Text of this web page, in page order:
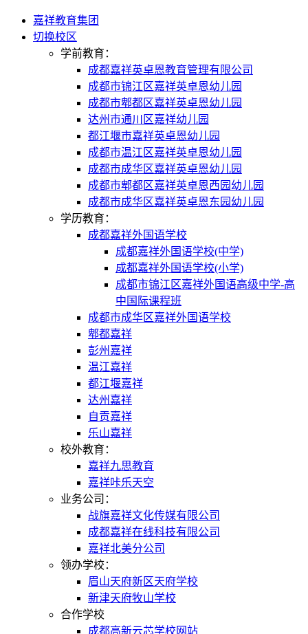
嘉祥教育集团
切换校区
学前教育：
成都嘉祥英卓恩教育管理有限公司
成都市锦江区嘉祥英卓恩幼儿园
成都市郫都区嘉祥英卓恩幼儿园
达州市通川区嘉祥幼儿园
都江堰市嘉祥英卓恩幼儿园
成都市温江区嘉祥英卓恩幼儿园
成都市成华区嘉祥英卓恩幼儿园
成都市郫都区嘉祥英卓恩西园幼儿园
成都市成华区嘉祥英卓恩东园幼儿园
学历教育：
成都嘉祥外国语学校
成都嘉祥外国语学校(中学)
成都嘉祥外国语学校(小学)
成都市锦江区嘉祥外国语高级中学-高
中国际课程班
成都市成华区嘉祥外国语学校
郫都嘉祥
彭州嘉祥
温江嘉祥
都江堰嘉祥
达州嘉祥
自贡嘉祥
乐山嘉祥
校外教育：
嘉祥九思教育
嘉祥咔乐天空
业务公司：
战旗嘉祥文化传媒有限公司
成都嘉祥在线科技有限公司
嘉祥北美分公司
领办学校：
眉山天府新区天府学校
新津天府牧山学校
合作学校
成都高新云芯学校网站